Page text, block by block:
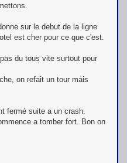
sur le debut de la ligne
est cher pour ce que c'est.
du tous vite surtout pour
on refait un tour mais
fermé suite a un crash.
a tomber fort. Bon on